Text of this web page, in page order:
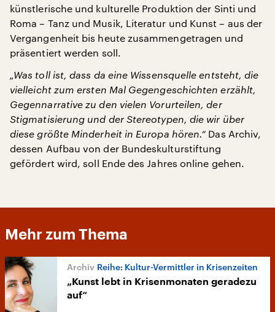
künstlerische und kulturelle Produktion der Sinti und
Roma – Tanz und Musik, Literatur und Kunst – aus der
Vergangenheit bis heute zusammengetragen und
präsentiert werden soll.
„Was toll ist, dass da eine Wissensquelle entsteht, die
vielleicht zum ersten Mal Gegengeschichten erzählt,
Gegennarrative zu den vielen Vorurteilen, der
Stigmatisierung und der Stereotypen, die wir über
diese größte Minderheit in Europa hören.“ Das Archiv,
dessen Aufbau von der Bundeskulturstiftung
gefördert wird, soll Ende des Jahres online gehen.
Mehr zum Thema
Reihe: Kultur-Vermittler in Krisenzeiten
„Kunst lebt in Krisenmonaten geradezu
auf“